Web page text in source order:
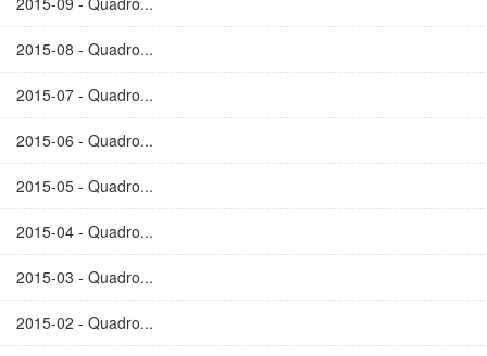
2015-08 - Quadro...
2015-07 - Quadro...
2015-06 - Quadro...
2015-05 - Quadro...
2015-04 - Quadro...
2015-03 - Quadro...
2015-02 - Quadro...